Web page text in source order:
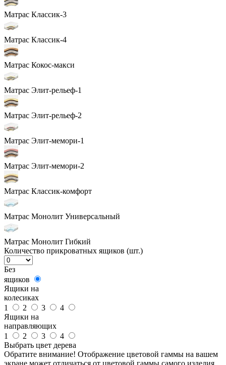
Матрас Классик-3
Матрас Классик-4
Матрас Кокос-макси
Матрас Элит-рельеф-1
Матрас Элит-рельеф-2
Матрас Элит-мемори-1
Матрас Элит-мемори-2
Матрас Классик-комфорт
Матрас Монолит Универсальный
Матрас Монолит Гибкий
Количество прикроватных ящиков (шт.)
Без
ящиков
Ящики на
колесиках
1
2 3
4
Ящики на
направляющих
1
2 3
4
Выбрать цвет дерева
Обратите внимание! Отображение цветовой гаммы на вашем